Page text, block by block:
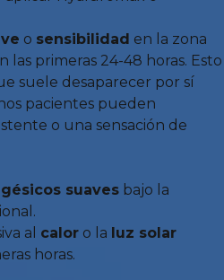
o sensibilidad en la zona
las primeras 24-48 horas. Esto
suele desaparecer por sí
pacientes pueden
o una sensación de
suaves bajo la
al calor o la luz solar
horas.